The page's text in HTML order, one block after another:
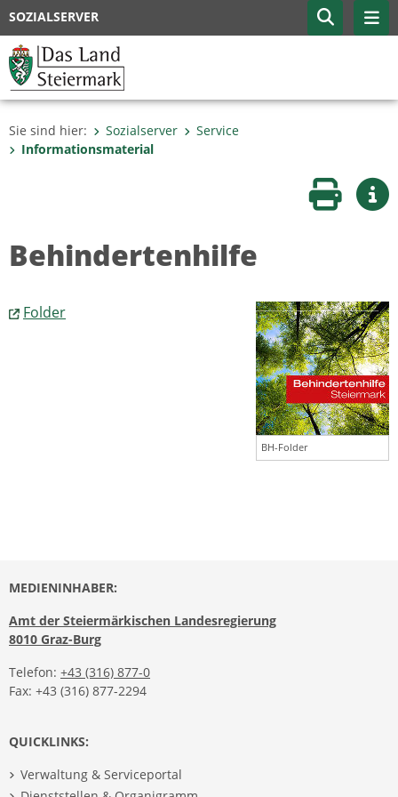
SOZIALSERVER
Sie sind hier: Sozialserver
Service
Informationsmaterial
Seite
Behindertenhilfe
BH-Folder
Folder
MEDIENINHABER:
Amt der Steiermärkischen Landesregierung
8010 Graz-Burg
Telefon: +43 (316) 877-0
Fax: +43 (316) 877-2294
QUICKLINKS:
Verwaltung & Serviceportal